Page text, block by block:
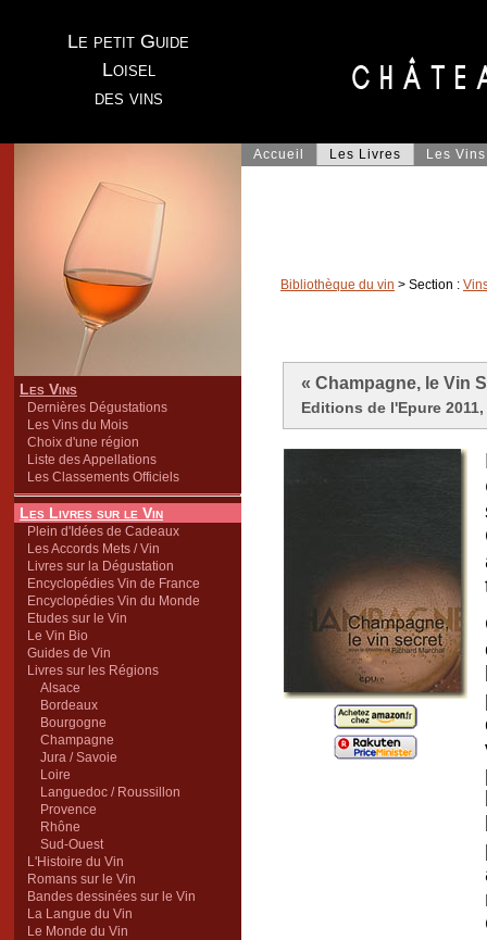
Le petit Guide
Loisel
des vins
Les Vins
Dernières Dégustations
Les Vins du Mois
Choix d'une région
Liste des Appellations
Les Classements Officiels
Les Livres sur le Vin
Plein d'Idées de Cadeaux
Les Accords Mets / Vin
Livres sur la Dégustation
Encyclopédies Vin de France
Encyclopédies Vin du Monde
Etudes sur le Vin
Le Vin Bio
Guides de Vin
Livres sur les Régions
Alsace
Bordeaux
Bourgogne
Champagne
Jura / Savoie
Loire
Languedoc / Roussillon
Provence
Rhône
Sud-Ouest
L'Histoire du Vin
Romans sur le Vin
Bandes dessinées sur le Vin
La Langue du Vin
Le Monde du Vin
Accueil Les Livres Les Vins
Bibliothèque du vin > Section :
« Champagne, le Vin
Editions de l'Epure